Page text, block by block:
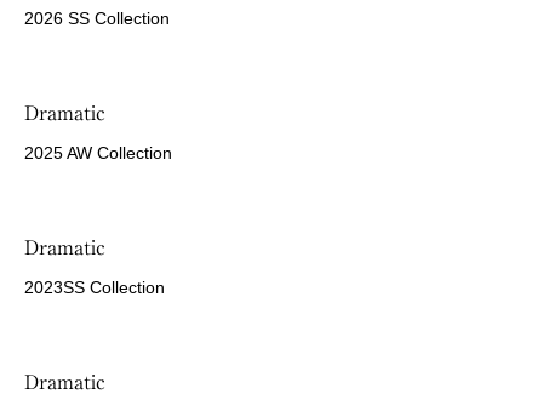
2026 SS Collection
Dramatic
2025 AW Collection
Dramatic
2023SS Collection
Dramatic